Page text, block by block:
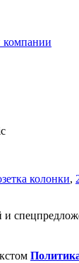
компании
колонки,
и